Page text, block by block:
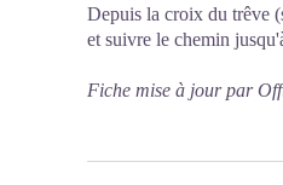
Depuis la croix du trêve
et suivre le chemin
Fiche mise à jour par